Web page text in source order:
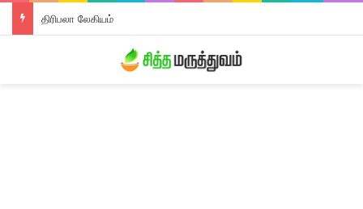
திரிபலா லேகியம்